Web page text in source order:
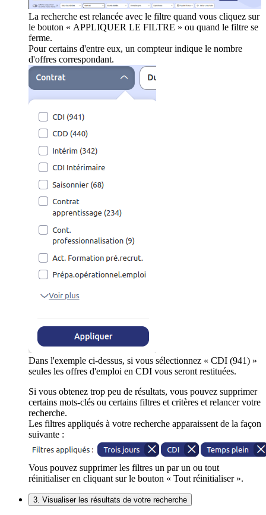
La recherche est relancée avec le filtre quand vous cliquez sur
le bouton « APPLIQUER LE FILTRE » ou quand le filtre se
ferme.
Pour certains d'entre eux, un compteur indique le nombre
d'offres correspondant.
Dans l'exemple ci-dessus, si vous sélectionnez « CDI (941) »
seules les offres d'emploi en CDI vous seront restituées.
Si vous obtenez trop peu de résultats, vous pouvez supprimer
certains mots-clés ou certains filtres et critères et relancer votre
recherche.
Les filtres appliqués à votre recherche apparaissent de la façon
suivante :
Vous pouvez supprimer les filtres un par un ou tout
réinitialiser en cliquant sur le bouton « Tout réinitialiser ».
3. Visualiser les résultats de votre recherche